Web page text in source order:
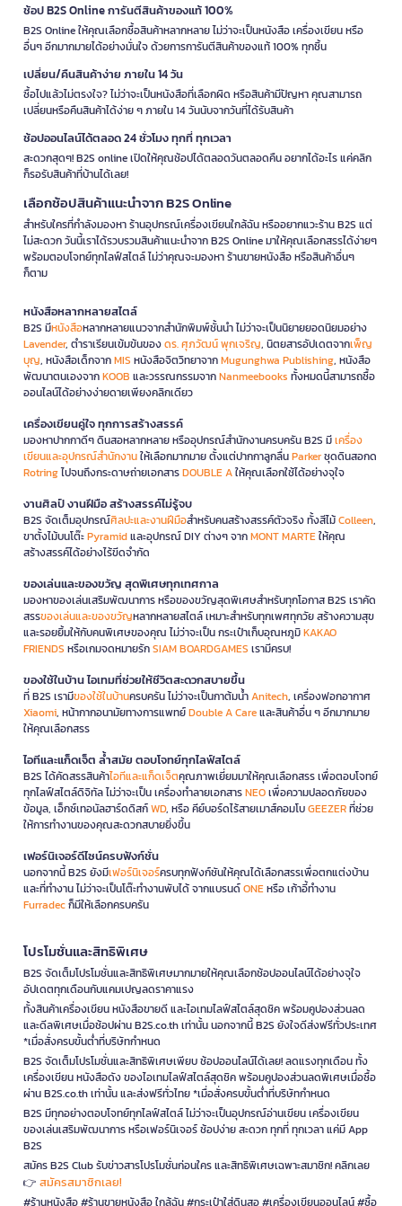
ช้อป B2S Online การันตีสินค้าของแท้ 100%
B2S Online ให้คุณเลือกซื้อสินค้าหลากหลาย ไม่ว่าจะเป็นหนังสือ เครื่องเขียน หรือ
อื่นๆ อีกมากมายได้อย่างมั่นใจ ด้วยการการันตีสินค้าของแท้ 100% ทุกชิ้น
เปลี่ยน/คืนสินค้าง่าย ภายใน 14 วัน
ซื้อไปแล้วไม่ตรงใจ? ไม่ว่าจะเป็นหนังสือที่เลือกผิด หรือสินค้ามีปัญหา คุณสามารถ
เปลี่ยนหรือคืนสินค้าได้ง่าย ๆ ภายใน 14 วันนับจากวันที่ได้รับสินค้า
ช้อปออนไลน์ได้ตลอด 24 ชั่วโมง ทุกที่ ทุกเวลา
สะดวกสุดๆ! B2S online เปิดให้คุณช้อปได้ตลอดวันตลอดคืน อยากได้อะไร แค่คลิก
ก็รอรับสินค้าที่บ้านได้เลย!
เลือกช้อปสินค้าแนะนำจาก B2S Online
สำหรับใครที่กำลังมองหา ร้านอุปกรณ์เครื่องเขียนใกล้ฉัน หรืออยากแวะร้าน B2S แต่
ไม่สะดวก วันนี้เราได้รวบรวมสินค้าแนะนำจาก B2S Online มาให้คุณเลือกสรรได้ง่ายๆ
พร้อมตอบโจทย์ทุกไลฟ์สไตล์ ไม่ว่าคุณจะมองหา ร้านขายหนังสือ หรือสินค้าอื่นๆ
ก็ตาม
หนังสือหลากหลายสไตล์
B2S มีหนังสือหลากหลายแนวจากสำนักพิมพ์ชั้นนำ ไม่ว่าจะเป็นนิยายยอดนิยมอย่าง
Lavender, ตำราเรียนเข้มข้นของดร. ศุภวัฒน์ พุกเจริญ, นิตยสารอัปเดตจากเพ็ญ
บุญ, หนังสือเด็กจากMIS หนังสือจิตวิทยาจากMugunghwa Publishing, หนังสือ
พัฒนาตนเองจากKOOB และวรรณกรรมจากNanmeebooks ทั้งหมดนี้สามารถซื้อ
ออนไลน์ได้อย่างง่ายดายเพียงคลิกเดียว
เครื่องเขียนคู่ใจ ทุกการสร้างสรรค์
มองหาปากกาดีๆ ดินสอหลากหลาย หรืออุปกรณ์สำนักงานครบครัน B2S มีเครื่อง
เขียนและอุปกรณ์สำนักงานให้เลือกมากมาย ตั้งแต่ปากกาลูกลื่นParkerชุดดินสอกด
Rotringไปจนถึงกระดาษถ่ายเอกสารDOUBLE Aให้คุณเลือกใช้ได้อย่างจุใจ
งานศิลป์ งานฝีมือ สร้างสรรค์ไม่รู้จบ
B2S จัดเต็มอุปกรณ์ศิลปะและงานฝีมือสำหรับคนสร้างสรรค์ตัวจริง ทั้งสีไม้Colleen,
ขาตั้งไม้บนโต๊ะPyramidและอุปกรณ์ DIY ต่างๆ จากMONT MARTEให้คุณ
สร้างสรรค์ได้อย่างไร้ขีดจำกัด
ของเล่นและของขวัญ สุดพิเศษทุกเทศกาล
มองหาของเล่นเสริมพัฒนาการ หรือของขวัญสุดพิเศษสำหรับทุกโอกาส B2S เราคัด
สรรของเล่นและของขวัญหลากหลายสไตล์ เหมาะสำหรับทุกเพศทุกวัย สร้างความสุข
และรอยยิ้มให้กับคนพิเศษของคุณ ไม่ว่าจะเป็น กระเป๋าเก็บอุณหภูมิKAKAO
FRIENDS หรือเกมจดหมายรักSIAM BOARDGAMES เรามีครบ!
ของใช้ในบ้าน ไอเทมที่ช่วยให้ชีวิตสะดวกสบายขึ้น
ที่ B2S เรามีของใช้ในบ้านครบครัน ไม่ว่าจะเป็นกาต้มน้ำAnitech, เครื่องฟอกอากาศ
Xiaomi, หน้ากากอนามัยทางการแพทย์Double A Careและสินค้าอื่น ๆ อีกมากมาย
ให้คุณเลือกสรร
ไอทีและแก็ดเจ็ต ล้ำสมัย ตอบโจทย์ทุกไลฟ์สไตล์
B2S ได้คัดสรรสินค้าไอทีและแก็ดเจ็ตคุณภาพเยี่ยมมาให้คุณเลือกสรร เพื่อตอบโจทย์
ทุกไลฟ์สไตล์ดิจิทัล ไม่ว่าจะเป็น เครื่องทำลายเอกสารNEOเพื่อความปลอดภัยของ
ข้อมูล, เอ็กซ์เทอนัลฮาร์ดดิสก์WD, หรือ คีย์บอร์ดไร้สายเมาส์คอมโบGEEZERที่ช่วย
ให้การทำงานของคุณสะดวกสบายยิ่งขึ้น
เฟอร์นิเจอร์ดีไซน์ครบฟังก์ชั่น
นอกจากนี้ B2S ยังมีเฟอร์นิเจอร์ครบทุกฟังก์ชันให้คุณได้เลือกสรรเพื่อตกแต่งบ้าน
และที่ทำงาน ไม่ว่าจะเป็นโต๊ะทำงานพับได้ จากแบรนด์ONEหรือ เก้าอี้ทำงาน
Furradecก็มีให้เลือกครบครัน
โปรโมชั่นและสิทธิพิเศษ
B2S จัดเต็มโปรโมชั่นและสิทธิพิเศษมากมายให้คุณเลือกช้อปออนไลน์ได้อย่างจุใจ
อัปเดตทุกเดือนกับแคมเปญลดราคาแรง
ทั้งสินค้าเครื่องเขียน หนังสือขายดี และไอเทมไลฟ์สไตล์สุดชิค พร้อมคูปองส่วนลด
และดีลพิเศษเมื่อช้อปผ่าน B2S.co.th เท่านั้น นอกจากนี้ B2S ยังใจดีส่งฟรีทั่วประเทศ
*เมื่อสั่งครบขั้นต่ำที่บริษัทกำหนด
B2S จัดเต็มโปรโมชั่นและสิทธิพิเศษเพียบ ช้อปออนไลน์ได้เลย! ลดแรงทุกเดือน ทั้ง
เครื่องเขียน หนังสือดัง ของไอเทมไลฟ์สไตล์สุดชิค พร้อมคูปองส่วนลดพิเศษเมื่อซื้อ
ผ่าน B2S.co.th เท่านั้น และส่งฟรีทั่วไทย *เมื่อสั่งครบขั้นต่ำที่บริษัทกำหนด
B2S มีทุกอย่างตอบโจทย์ทุกไลฟ์สไตล์ ไม่ว่าจะเป็นอุปกรณ์อ่านเขียน เครื่องเขียน
ของเล่นเสริมพัฒนาการ หรือเฟอร์นิเจอร์ ช้อปง่าย สะดวก ทุกที่ ทุกเวลา แค่มี App
B2S
สมัคร B2S Club รับข่าวสารโปรโมชั่นก่อนใคร และสิทธิพิเศษเฉพาะสมาชิก! คลิกเลย
👉 สมัครสมาชิกเลย!
#ร้านหนังสือ #ร้านขายหนังสือ ใกล้ฉัน #กระเป๋าใส่ดินสอ #เครื่องเขียนออนไลน์ #ซื้อ